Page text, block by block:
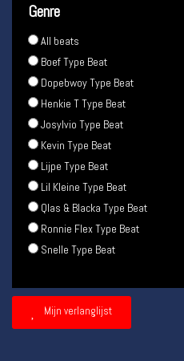
Genre
All beats
Boef Type Beat
Dopebwoy Type Beat
Henkie T Type Beat
Josylvio Type Beat
Kevin Type Beat
Lijpe Type Beat
Lil Kleine Type Beat
Qlas & Blacka Type Beat
Ronnie Flex Type Beat
Snelle Type Beat
Mijn verlanglijst